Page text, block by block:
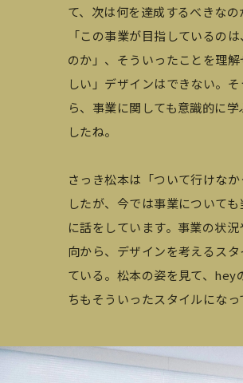
て、次は何を達成するべきな
「この事業が目指しているの
のか」、そういったことを理
しい」デザインはできない。
ら、事業に関しても意識的に
したね。
さっき松本は「ついて行けな
したが、今では事業について
に話をしています。事業の状
向から、デザインを考えるス
ている。松本の姿を見て、hey
ちもそういったスタイルになっ